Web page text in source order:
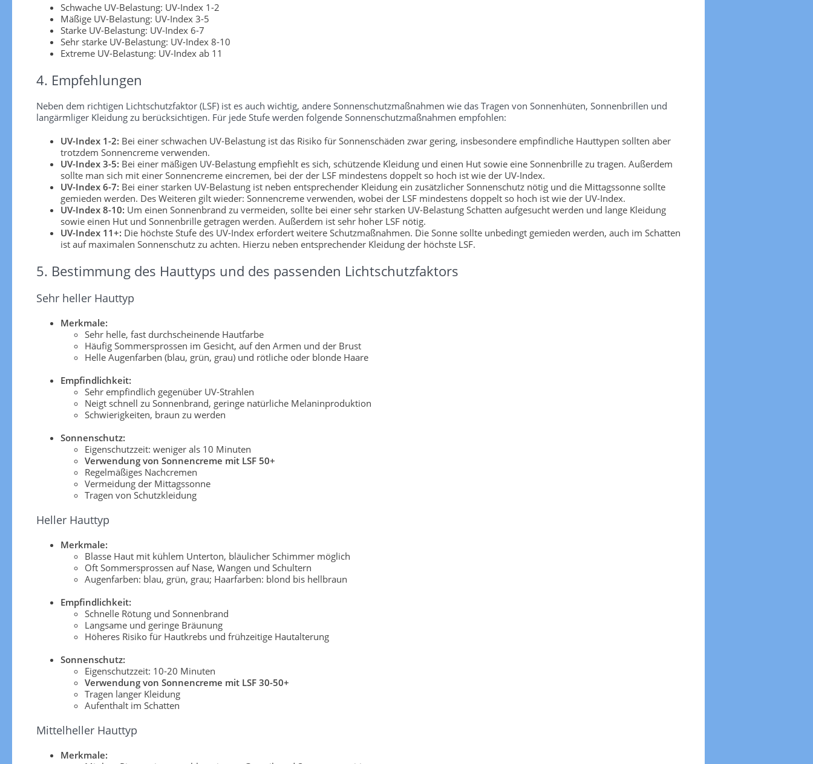
Schwache UV-Belastung: UV-Index 1-2
Mäßige UV-Belastung: UV-Index 3-5
Starke UV-Belastung: UV-Index 6-7
Sehr starke UV-Belastung: UV-Index 8-10
Extreme UV-Belastung: UV-Index ab 11
4. Empfehlungen
Neben dem richtigen Lichtschutzfaktor (LSF) ist es auch wichtig, andere Sonnenschutzmaßnahmen wie das Tragen von Sonnenhüten, Sonnenbrillen und
langärmliger Kleidung zu berücksichtigen. Für jede Stufe werden folgende Sonnenschutzmaßnahmen empfohlen:
UV-Index 1-2: Bei einer schwachen UV-Belastung ist das Risiko für Sonnenschäden zwar gering, insbesondere empfindliche Hauttypen sollten aber
trotzdem Sonnencreme verwenden.
UV-Index 3-5: Bei einer mäßigen UV-Belastung empfiehlt es sich, schützende Kleidung und einen Hut sowie eine Sonnenbrille zu tragen. Außerdem
sollte man sich mit einer Sonnencreme eincremen, bei der der LSF mindestens doppelt so hoch ist wie der UV-Index.
UV-Index 6-7: Bei einer starken UV-Belastung ist neben entsprechender Kleidung ein zusätzlicher Sonnenschutz nötig und die Mittagssonne sollte
gemieden werden. Des Weiteren gilt wieder: Sonnencreme verwenden, wobei der LSF mindestens doppelt so hoch ist wie der UV-Index.
UV-Index 8-10: Um einen Sonnenbrand zu vermeiden, sollte bei einer sehr starken UV-Belastung Schatten aufgesucht werden und lange Kleidung
sowie einen Hut und Sonnenbrille getragen werden. Außerdem ist sehr hoher LSF nötig.
UV-Index 11+: Die höchste Stufe des UV-Index erfordert weitere Schutzmaßnahmen. Die Sonne sollte unbedingt gemieden werden, auch im Schatten
ist auf maximalen Sonnenschutz zu achten. Hierzu neben entsprechender Kleidung der höchste LSF.
5. Bestimmung des Hauttyps und des passenden Lichtschutzfaktors
Sehr heller Hauttyp
Merkmale:
Sehr helle, fast durchscheinende Hautfarbe
Häufig Sommersprossen im Gesicht, auf den Armen und der Brust
Helle Augenfarben (blau, grün, grau) und rötliche oder blonde Haare
Empfindlichkeit:
Sehr empfindlich gegenüber UV-Strahlen
Neigt schnell zu Sonnenbrand, geringe natürliche Melaninproduktion
Schwierigkeiten, braun zu werden
Sonnenschutz:
Eigenschutzzeit: weniger als 10 Minuten
Verwendung von Sonnencreme mit LSF 50+
Regelmäßiges Nachcremen
Vermeidung der Mittagssonne
Tragen von Schutzkleidung
Heller Hauttyp
Merkmale:
Blasse Haut mit kühlem Unterton, bläulicher Schimmer möglich
Oft Sommersprossen auf Nase, Wangen und Schultern
Augenfarben: blau, grün, grau; Haarfarben: blond bis hellbraun
Empfindlichkeit:
Schnelle Rötung und Sonnenbrand
Langsame und geringe Bräunung
Höheres Risiko für Hautkrebs und frühzeitige Hautalterung
Sonnenschutz:
Eigenschutzzeit: 10-20 Minuten
Verwendung von Sonnencreme mit LSF 30-50+
Tragen langer Kleidung
Aufenthalt im Schatten
Mittelheller Hauttyp
Merkmale: